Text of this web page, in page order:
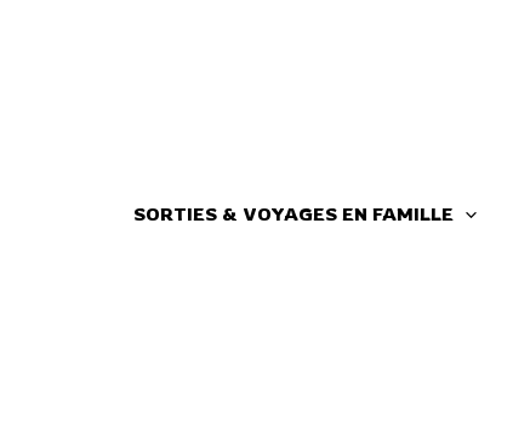
SORTIES & VOYAGES EN FAMILLE